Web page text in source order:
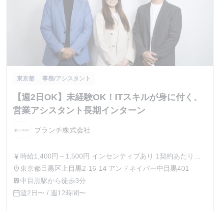
東京都 事務/アシスタント
【週2日OK】未経験OK！ITスキルが身に付く、
営業アシスタント長期インターン
ブランチ株式会社
currency_yen 時給1,400円～1,500円 インセンティブあり 1契約あたり
30,000円～
place東京都目黒区上目黒2-16-14 アンドネイバー中目黒401
train 中目黒駅から徒歩3分
calendar_today週2日〜 / 週12時間〜